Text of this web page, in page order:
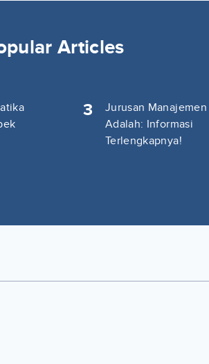
Articles
3
Jurusan Manajemen
Adalah: Informasi
Terlengkapnya!